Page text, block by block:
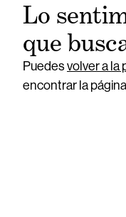
Lo
que
Puedesvolver a la
encontrar la